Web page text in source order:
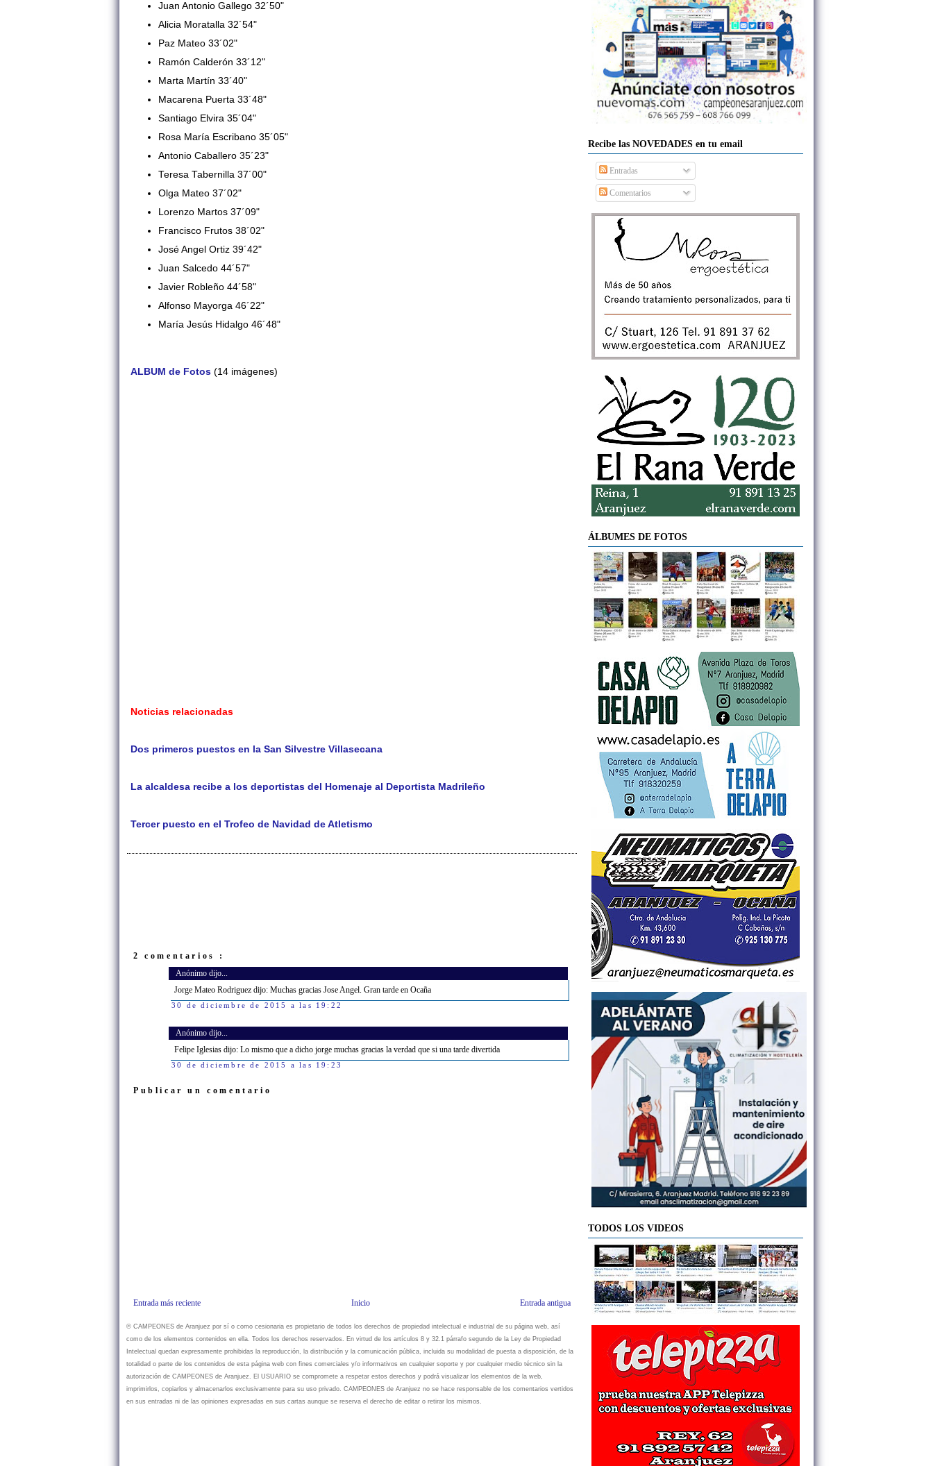
Juan Antonio Gallego 32´50"
Alicia Moratalla 32´54"
Paz Mateo 33´02"
Ramón Calderón 33´12"
Marta Martín 33´40"
Macarena Puerta 33´48"
Santiago Elvira 35´04"
Rosa María Escribano 35´05"
Antonio Caballero 35´23"
Teresa Tabernilla 37´00"
Olga Mateo 37´02"
Lorenzo Martos 37´09"
Francisco Frutos 38´02"
José Angel Ortiz 39´42"
Juan Salcedo 44´57"
Javier Robleño 44´58"
Alfonso Mayorga 46´22"
María Jesús Hidalgo 46´48"
ALBUM de Fotos (14 imágenes)
Noticias relacionadas
Dos primeros puestos en la San Silvestre Villasecana
La alcaldesa recibe a los deportistas del Homenaje al Deportista Madrileño
Tercer puesto en el Trofeo de Navidad de Atletismo
2 comentarios :
Anónimo dijo...
Jorge Mateo Rodriguez dijo: Muchas gracias Jose Angel. Gran tarde en Ocaña
30 de diciembre de 2015 a las 19:22
Anónimo dijo...
Felipe Iglesias dijo: Lo mismo que a dicho jorge muchas gracias la verdad que si una tarde divertida
30 de diciembre de 2015 a las 19:23
Publicar un comentario
Entrada más reciente Entrada antigua
Inicio
© CAMPEONES de Aranjuez por sí o como cesionaria es propietario de todos los derechos de propiedad intelectual e industrial de su página web, así
como de los elementos contenidos en ella. Todos los derechos reservados. En virtud de los artículos 8 y 32.1 párrafo segundo de la Ley de Propiedad
Intelectual quedan expresamente prohibidas la reproducción, la distribución y la comunicación pública, incluida su modalidad de puesta a disposición, de la
totalidad o parte de los contenidos de esta página web con fines comerciales y/o informativos en cualquier soporte y por cualquier medio técnico sin la
autorización de CAMPEONES de Aranjuez. El USUARIO se compromete a respetar estos derechos y podrá visualizar los elementos de la web,
imprimirlos, copiarlos y almacenarlos exclusivamente para su uso privado. CAMPEONES de Aranjuez no se hace responsable de los comentarios vertidos
en sus entradas ni de las opiniones expresadas en sus cartas aunque se reserva el derecho de editar o retirar los mismos.
Recibe las NOVEDADES en tu email
Entradas
Comentarios
ÁLBUMES DE FOTOS
TODOS LOS VIDEOS